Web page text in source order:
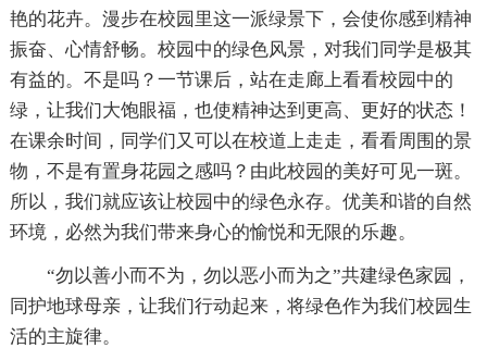
艳的花卉。漫步在校园里这一派绿景下，会使你感到精神
振奋、心情舒畅。校园中的绿色风景，对我们同学是极其
有益的。不是吗？一节课后，站在走廊上看看校园中的
绿，让我们大饱眼福，也使精神达到更高、更好的状态！
在课余时间，同学们又可以在校道上走走，看看周围的景
物，不是有置身花园之感吗？由此校园的美好可见一斑。
所以，我们就应该让校园中的绿色永存。优美和谐的自然
环境，必然为我们带来身心的愉悦和无限的乐趣。
“勿以善小而不为，勿以恶小而为之”共建绿色家园，
同护地球母亲，让我们行动起来，将绿色作为我们校园生
活的主旋律。